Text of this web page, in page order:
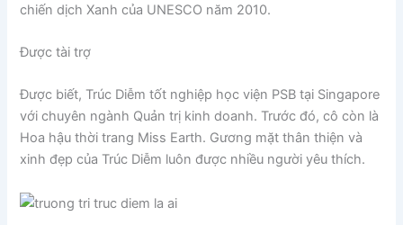
chiến dịch Xanh của UNESCO năm 2010.
Được tài trợ
Được biết, Trúc Diễm tốt nghiệp học viện PSB tại Singapore
với chuyên ngành Quản trị kinh doanh. Trước đó, cô còn là
Hoa hậu thời trang Miss Earth. Gương mặt thân thiện và
xinh đẹp của Trúc Diễm luôn được nhiều người yêu thích.